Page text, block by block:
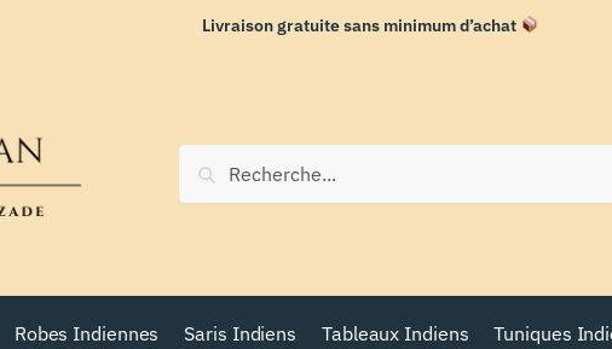
Livraison gratuite sans minimum d’achat
Recherche
Robes Indiennes Saris Indiens Tableaux Indiens Tuniques